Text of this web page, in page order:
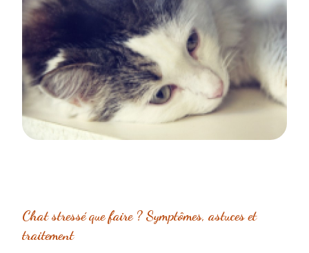
Chat stressé que faire ? Symptômes, astuces et
traitement